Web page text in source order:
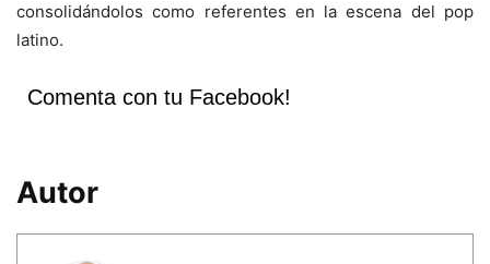
consolidándolos como referentes en la escena del pop
latino.
Comenta con tu Facebook!
Autor